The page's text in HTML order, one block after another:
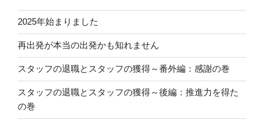
2025年始まりました
再出発が本当の出発かも知れません
スタッフの退職とスタッフの獲得～番外編：感謝の巻
スタッフの退職とスタッフの獲得～後編：推進力を得た
の巻